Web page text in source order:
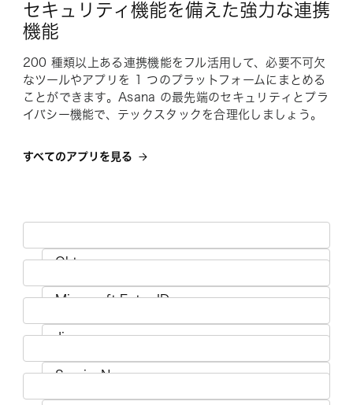
セキュリティ機能を備えた強力な連携
機能
200 種類以上ある連携機能をフル活用して、必要不可欠
なツールやアプリを 1 つのプラットフォームにまとめる
ことができます。Asana の最先端のセキュリティとプラ
イバシー機能で、テックスタックを合理化しましょう。
すべてのアプリを見る